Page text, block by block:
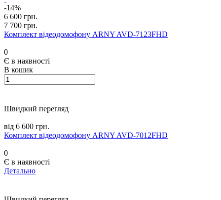
-14%
6 600 грн.
7 700 грн.
Комплект відеодомофону ARNY AVD-7123FHD
0
Є в наявності
В кошик
Швидкий перегляд
від 6 600 грн.
Комплект відеодомофону ARNY AVD-7012FHD
0
Є в наявності
Детально